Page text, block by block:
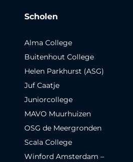
Scholen
Alma College
Buitenhout College
Helen Parkhurst (ASG)
Juf Caatje
Juniorcollege
MAVO Muurhuizen
OSG de Meergronden
Scala College
Winford Amsterdam –